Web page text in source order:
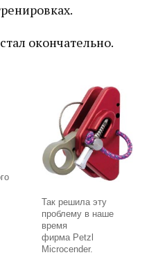
окончательно.
Так решила эту
проблему в наше
время
фирма Petzl
Microcender.